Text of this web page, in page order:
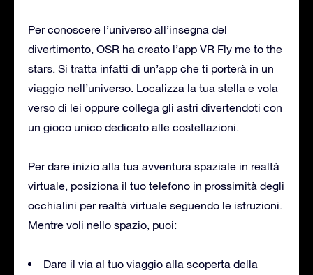
Per conoscere l’universo all’insegna del
divertimento, OSR ha creato l’app VR Fly me to the
stars. Si tratta infatti di un’app che ti porterà in un
viaggio nell’universo. Localizza la tua stella e vola
verso di lei oppure collega gli astri divertendoti con
un gioco unico dedicato alle costellazioni.
Per dare inizio alla tua avventura spaziale in realtà
virtuale, posiziona il tuo telefono in prossimità degli
occhialini per realtà virtuale seguendo le istruzioni.
Mentre voli nello spazio, puoi:
Dare il via al tuo viaggio alla scoperta della